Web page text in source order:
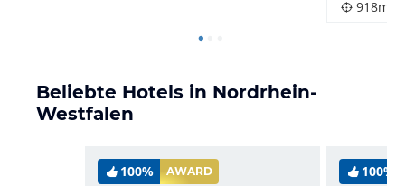
918m
Beliebte Hotels in Nordrhein-
Westfalen
100% AWARD 100%